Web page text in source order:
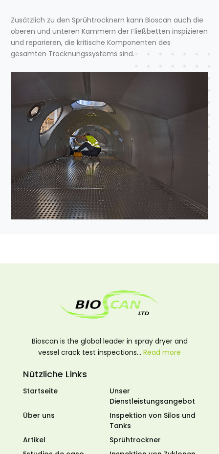
Zusätzlich zu den Sprühtrocknern kann Bioscan auch die
oberen und unteren Kammern der Fließbetten inspizieren
und reparieren, die kritische Komponenten des
gesamten Trocknungssystems sind.
Bioscan is the global leader in spray dryer and
vessel crack test inspections… Read more
Nützliche Links
Startseite
Unser
Dienstleistungsangebot
Über uns
Inspektion von Silos und
Tanks
Artikel
Sprühtrockner